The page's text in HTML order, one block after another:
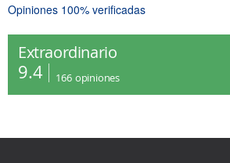
Opiniones 100% verificadas
Extraordinario
9.4 166 opiniones